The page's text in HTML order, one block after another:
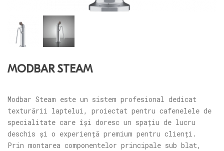
MODBAR STEAM
Modbar Steam este un sistem profesional dedicat
texturării laptelui, proiectat pentru cafenelele de
specialitate care își doresc un spațiu de lucru
deschis și o experiență premium pentru clienți.
Prin montarea componentelor principale sub blat,